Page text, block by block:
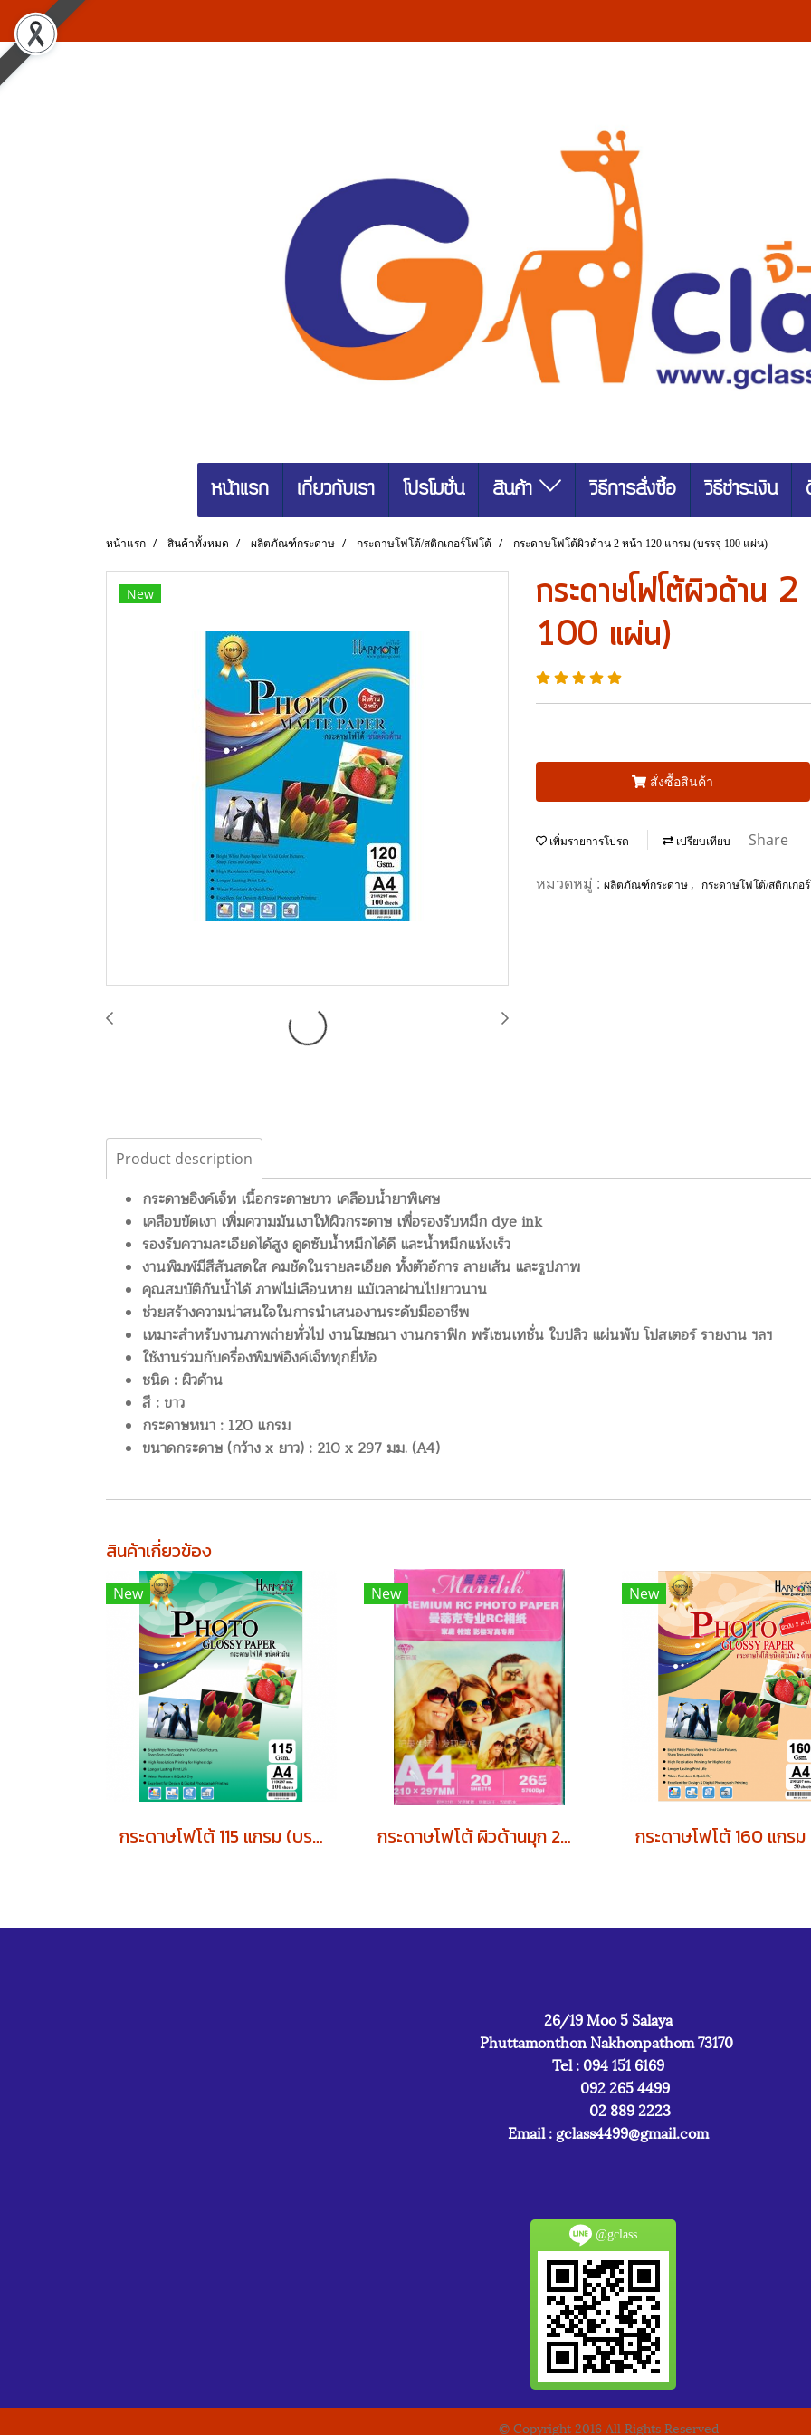
หน้าแรก เกี่ยวกับเรา โปรโมชั่น สินค้า วิธีการสั่งซื้อ วิธีชำระเงิน
หน้าแรก สินค้าทั้งหมด ผลิตภัณฑ์กระดาษ กระดาษโฟโต้/สติกเกอร์โฟโต้ กระดาษโฟโต้ผิวด้าน 2 หน้า 120 แกรม (บรรจุ 100 แผ่น)
New
กระดาษโฟโต้ผิวด้าน
100 แผ่น)
สั่งซื้อสินค้า
เพิ่มรายการโปรด เปรียบเทียบ Share
หมวดหมู่ : ผลิตภัณฑ์กระดาษ , กระดาษโฟโต้/สติกเกอ
Product description
กระดาษอิงค์เจ็ท เนื้อกระดาษขาว เคลือบน้ำยาพิเศษ
เคลือบขัดเงา เพิ่มความมันเงาให้ผิวกระดาษ เพื่อรองรับหมึก dye ink
รองรับความละเอียดได้สูง ดูดซับน้ำหมึกได้ดี และน้ำหมึกแห้งเร็ว
งานพิมพ์มีสีสันสดใส คมชัดในรายละเอียด ทั้งตัวอัการ ลายเส้น และรูปภาพ
คุณสมบัติกันน้ำได้ ภาพไม่เลือนหาย แม้เวลาผ่านไปยาวนาน
ช่วยสร้างความน่าสนใจในการนำเสนองานระดับมืออาชีพ
เหมาะสำหรับงานภาพถ่ายทั่วไป งานโฆษณา งานกราฟิก พรัเซนเทชั่น ใบปลิว แผ่นพับ โปสเตอร์ รายงาน ฯลฯ
ใช้งานร่วมกับครื่องพิมพ์อิงค์เจ็ททุกยี่ห้อ
ชนิด : ผิวด้าน
สี : ขาว
กระดาษหนา : 120 แกรม
ขนาดกระดาษ (กว้าง x ยาว) : 210 x 297 มม. (A4)
สินค้าเกี่ยวข้อง
New
กระดาษโฟโต้ 115 แกรม (บรรจุ 100 แผ่น)
New
กระดาษโฟโต้ ผิวด้านมุก 260 แกรม RC Luster A4 (บรรจุ 20 แผ่น)
New
26/19 Moo 5 Salaya
Phuttamonthon Nakhonpathom 73170
Tel : 094 151 6169
092 265 4499
02 889 2223
Email : gclass4499@gmail.com
@gclass
© Copyright 2016 All Rights Reserved